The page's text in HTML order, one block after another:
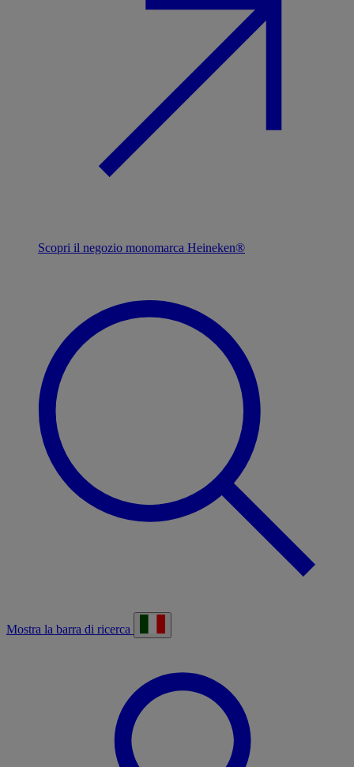
Scopri il negozio monomarca Heineken®
Mostra la barra di ricerca